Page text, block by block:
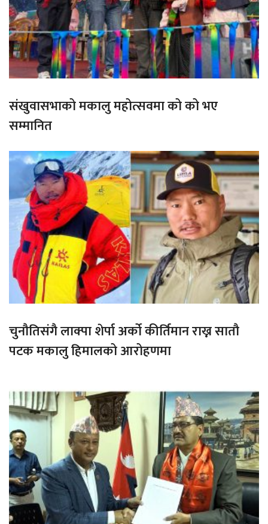
संखुवासभाको मकालु महोत्सवमा को को भए
सम्मानित
चुनौतिसंगै लाक्पा शेर्पा अर्को कीर्तिमान राख्न सातौ
पटक मकालु हिमालको आरोहणमा